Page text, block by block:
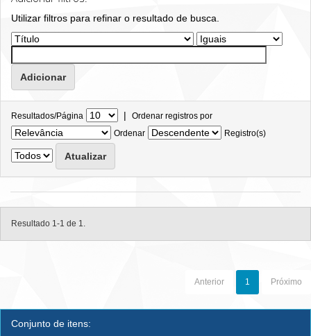
Utilizar filtros para refinar o resultado de busca.
Resultados/Página | Ordenar registros por
Ordenar
Registro(s)
Resultado 1-1 de 1.
Anterior 1 Próximo
Conjunto de itens: